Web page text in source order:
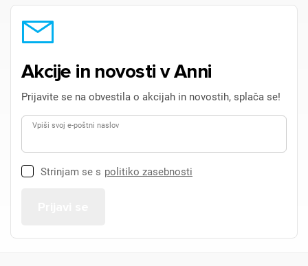
Akcije in novosti v Anni
Prijavite se na obvestila o akcijah in novostih, splača se!
Vpiši svoj e-poštni naslov
Strinjam se s politiko zasebnosti